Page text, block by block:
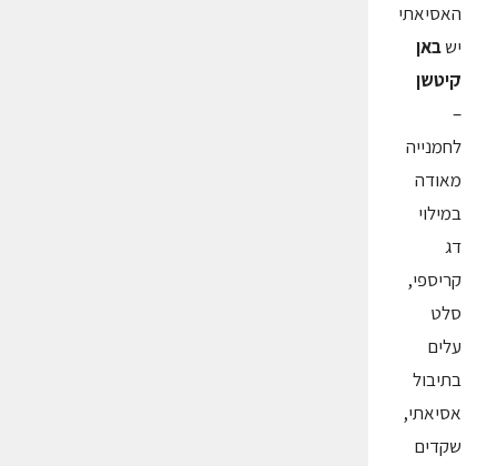
האסיאתי
ישבאן
קיטשן
–
לחמנייה
מאודה
במילוי
דג
קריספי,
סלט
עלים
בתיבול
אסיאתי,
שקדים